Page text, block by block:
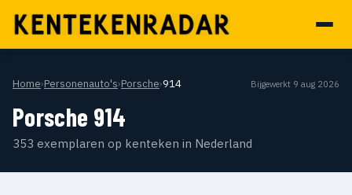
Home›Personenauto's›Porsche›914 Bijgewerkt 9 aug 2026
Porsche 914
353 exemplaren op kenteken in Nederland